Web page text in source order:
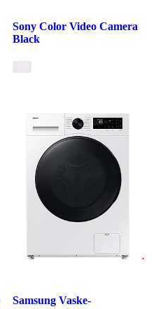
Sony Color Video Camera
Black
Samsung Vaske-